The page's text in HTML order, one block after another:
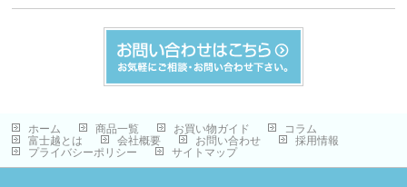
ホーム 商品一覧 お買い物ガイド
コラム
富士越とは
会社概要 お問い合わせ
採用情報
プライバシーポリシー
サイトマップ